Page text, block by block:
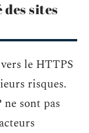
sites
le HTTPS
risques.
ne sont pas